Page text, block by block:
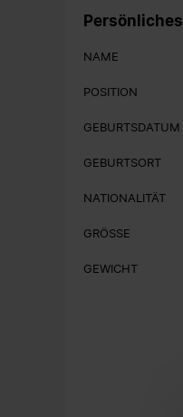
Persönliches
NAME
POSITION
GEBURTSDATUM
GEBURTSORT
NATIONALITÄT
GRÖSSE
GEWICHT